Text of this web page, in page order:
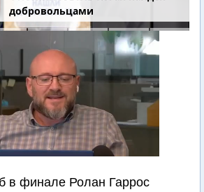
добровольцами
в финале Ролан Гаррос